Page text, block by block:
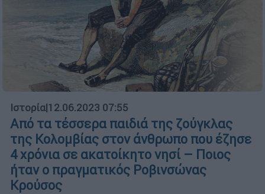
Ιστορία|12.06.2023 07:55
Από τα τέσσερα παιδιά της ζούγκλας
της Κολομβίας στον άνθρωπο που έζησε
4 χρόνια σε ακατοίκητο νησί – Ποιος
ήταν ο πραγματικός Ροβινσώνας
Κρούσος